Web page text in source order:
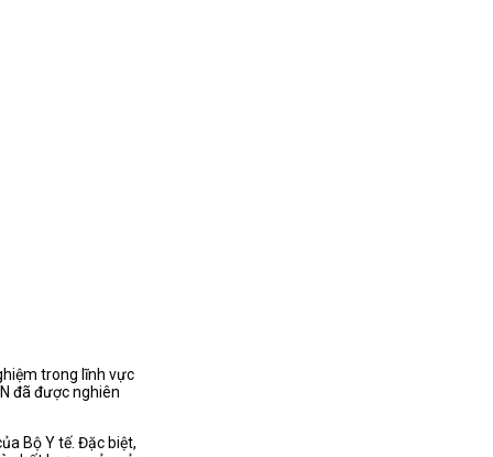
trong lĩnh vực
đã được nghiên
Bộ Y tế. Đặc biệt,